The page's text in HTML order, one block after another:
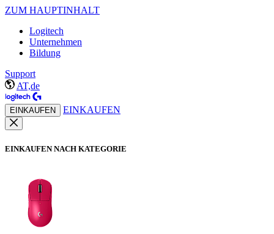
ZUM HAUPTINHALT
Logitech
Unternehmen
Bildung
Support
AT,de
EINKAUFEN EINKAUFEN
EINKAUFEN NACH KATEGORIE